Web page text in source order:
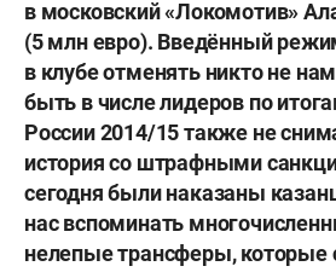
в московский «Локомотив»
(5 млн евро). Введённый
в клубе отменять никто не
быть в числе лидеров по
России 2014/15 также не
история со штрафными
сегодня были наказаны
нас вспоминать
нелепые трансферы, которые